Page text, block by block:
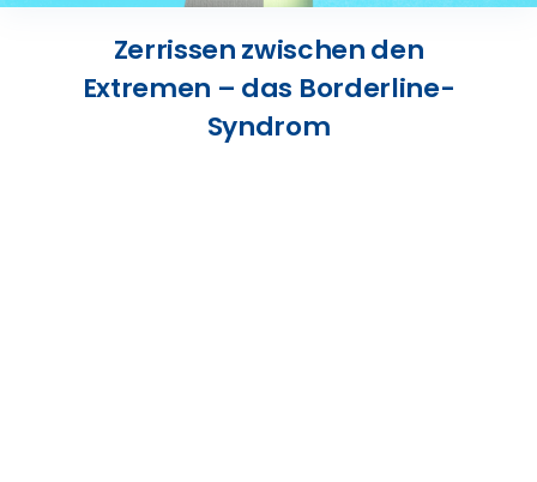
Kontakt
Zerrissen zwischen den
Extremen – das Borderline-
Syndrom